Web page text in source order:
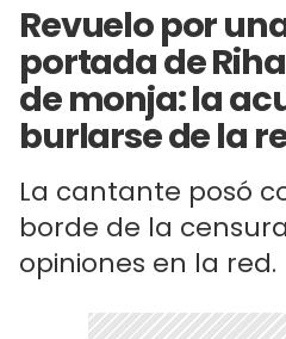
Revuelo por
portada de
de monja: la
burlarse de la
La cantante posó
borde de la
opiniones en la red.